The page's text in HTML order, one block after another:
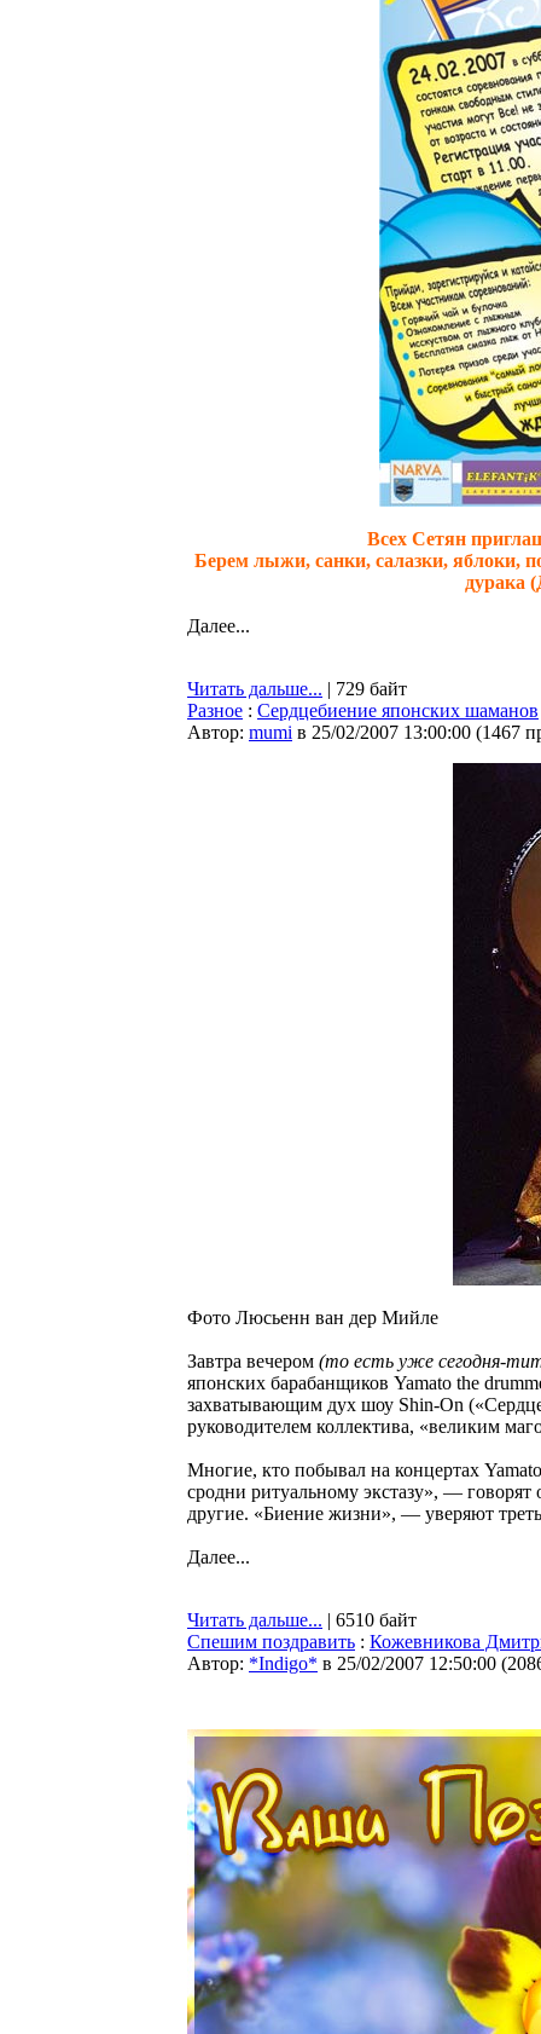
Всех Сетян
Берем лыжи, санки, салазки, яблоки,
дурака
Далее...
Читать дальше... | 729 байт
Разное : Сердцебиение японских шаманов
Автор: mumi в 25/02/2007 13:00:00 (1467
Фото Люсьенн ван дер Мийле
Завтра вечером (то есть уже сегодня-
японских барабанщиков Yamato the
захватывающим дух шоу Shin-On
руководителем коллектива, «великим
Многие, кто побывал на концертах
сродни ритуальному экстазу», —
другие. «Биение жизни», — уверяют
Далее...
Читать дальше... | 6510 байт
Спешим поздравить : Кожевникова
Автор: *Indigo* в 25/02/2007 12:50:00 (